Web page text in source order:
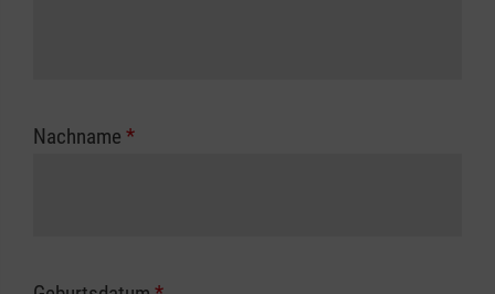
Nachname *